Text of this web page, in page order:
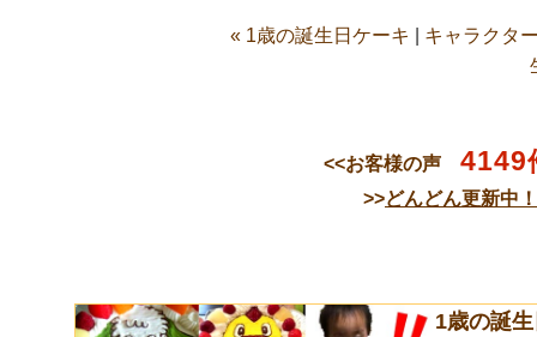
« 1歳の誕生日ケーキ
キャラクタ
<<お客様の声 4149
>>どんどん更新中
1歳の誕